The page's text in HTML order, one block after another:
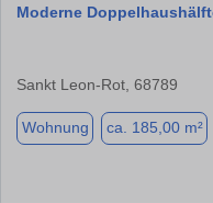
Moderne
Sankt Leon-Rot, 68789
Wohnung ca. 185,00 m²